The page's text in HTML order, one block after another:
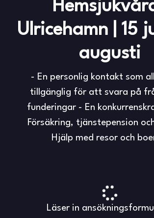
Hemsjukvård
Ulricehamn | 15
augusti
- En personlig kontakt som
tillgänglig för att svara på
funderingar - En
Försäkring, tjänstepension
Hjälp med resor och
Läser in